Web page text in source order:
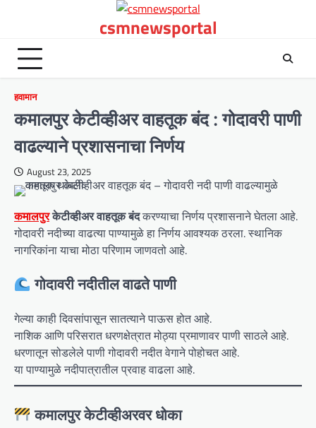
csmnewsportal
हवामान
कमालपुर केटीव्हीअर वाहतूक बंद : गोदावरी पाणी
वाढल्याने प्रशासनाचा निर्णय
August 23, 2025
कमालपुरकेटीव्हीअर वाहतूक बंदकरण्याचा निर्णय प्रशासनाने घेतला आहे.
गोदावरी नदीच्या वाढत्या पाण्यामुळे हा निर्णय आवश्यक ठरला. स्थानिक
नागरिकांना याचा मोठा परिणाम जाणवतो आहे.
गोदावरी नदीतील वाढते पाणी
गेल्या काही दिवसांपासून सातत्याने पाऊस होत आहे.
नाशिक आणि परिसरात धरणक्षेत्रात मोठ्या प्रमाणावर पाणी साठले आहे.
धरणातून सोडलेले पाणी गोदावरी नदीत वेगाने पोहोचत आहे.
या पाण्यामुळे नदीपात्रातील प्रवाह वाढला आहे.
कमालपुर केटीव्हीअरवर धोका